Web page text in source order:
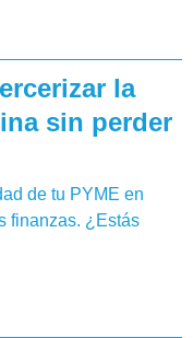
la
sin perder
de tu PYME en
finanzas. ¿Estás